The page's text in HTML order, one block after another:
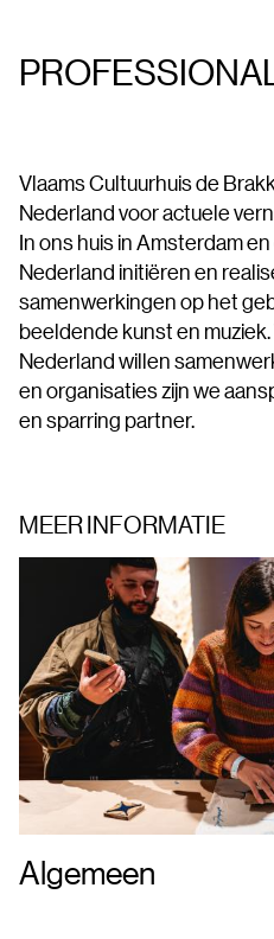
Vlaams Cultuurhuis de
Nederland voor actuele
In ons huis in Amsterdam
Nederland initiëren en
samenwerkingen op het
beeldende kunst en
Nederland willen
en organisaties zijn we
en sparring partner.
MEER INFORMATIE
Algemeen